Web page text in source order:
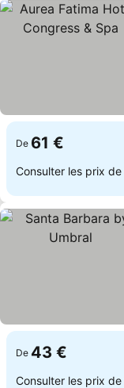
De 61 €
Consulter les prix de
De 43 €
Consulter les prix de